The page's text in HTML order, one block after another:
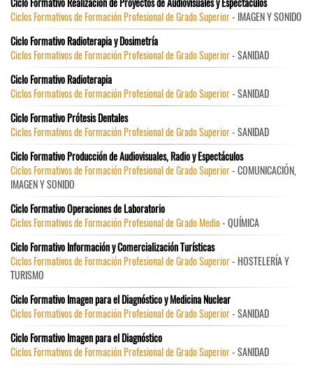
Ciclos Formativos de Formación Profesional de Grado Superior- IMAGEN Y SONIDO
Ciclo Formativo Radioterapia y Dosimetría
Ciclos Formativos de Formación Profesional de Grado Superior- SANIDAD
Ciclo Formativo Radioterapia
Ciclos Formativos de Formación Profesional de Grado Superior- SANIDAD
Ciclo Formativo Prótesis Dentales
Ciclos Formativos de Formación Profesional de Grado Superior- SANIDAD
Ciclo Formativo Producción de Audiovisuales, Radio y Espectáculos
Ciclos Formativos de Formación Profesional de Grado Superior- COMUNICACIÓN,
IMAGEN Y SONIDO
Ciclo Formativo Operaciones de Laboratorio
Ciclos Formativos de Formación Profesional de Grado Medio- QUÍMICA
Ciclo Formativo Información y Comercialización Turísticas
Ciclos Formativos de Formación Profesional de Grado Superior- HOSTELERÍA Y
TURISMO
Ciclo Formativo Imagen para el Diagnóstico y Medicina Nuclear
Ciclos Formativos de Formación Profesional de Grado Superior- SANIDAD
Ciclo Formativo Imagen para el Diagnóstico
Ciclos Formativos de Formación Profesional de Grado Superior- SANIDAD